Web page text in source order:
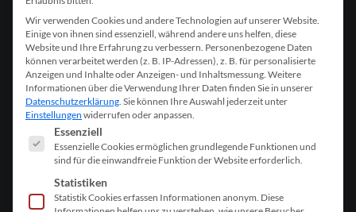
Firma*
Straße*
Zusatz
PLZ*
Wir verwenden Cookies und andere Technologien auf unserer Website.
Einige von ihnen sind essenziell, während andere uns helfen, diese
Website und Ihre Erfahrung zu verbessern. Personenbezogene Daten
können verarbeitet werden (z. B. IP-Adressen), z. B. für personalisierte
Anzeigen und Inhalte oder Anzeigen- und Inhaltsmessung. Weitere
Informationen über die Verwendung Ihrer Daten finden Sie in unserer
Datenschutzerklärung Sie können Ihre Auswahl jederzeit unter
Einstellungen widerrufen oder anpassen.
Es folgt eine Liste der Service-Gruppen, für die eine
Essenziell
Essenzielle Cookies ermöglichen grundlegende Funktionen und
sind für die einwandfreie Funktion der Website erforderlich.
Statistiken
Statistik Cookies erfassen Informationen anonym. Diese